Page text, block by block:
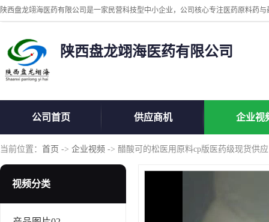
陕西盘龙翊海医药有限公司
公司首页 供应商机 企业视
当前位置： 首页 -> 企业视频 -> 醋酸可的松医用原料cp版医药级现货供应
视频分类